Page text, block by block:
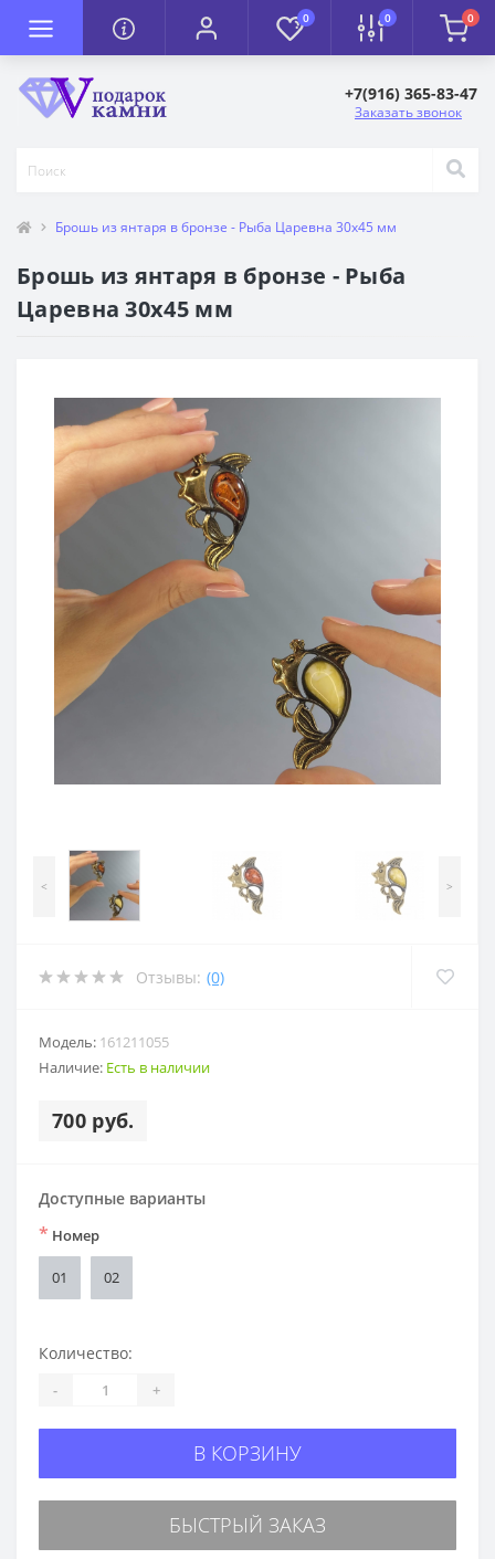
0 0 0
+7(916) 365-83-47
Заказать звонок
Брошь из янтаря в бронзе - Рыба Царевна 30х45 мм
Брошь из янтаря в бронзе - Рыба
Царевна 30х45 мм
< >
Отзывы: (0)
Модель: 161211055
Наличие: Есть в наличии
700 руб.
Доступные варианты
* Номер
01 02
Количество:
- +
В КОРЗИНУ
БЫСТРЫЙ ЗАКАЗ